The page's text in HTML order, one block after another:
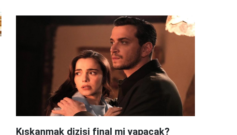
Kıskanmak dizisi final mi yapacak?